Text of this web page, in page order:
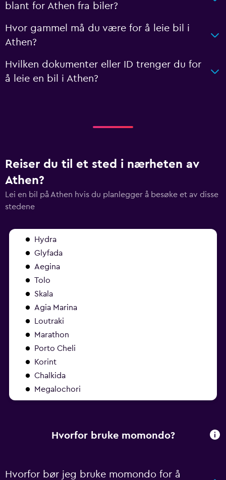
blant for Athen fra biler?
Hvor gammel må du være for å leie bil i
Athen?
Hvilken dokumenter eller ID trenger du for
å leie en bil i Athen?
Reiser du til et sted i nærheten av
Athen?
Lei en bil på Athen hvis du planlegger å besøke et av disse
stedene
Hydra
Glyfada
Aegina
Tolo
Skala
Agia Marina
Loutraki
Marathon
Porto Cheli
Korint
Chalkida
Megalochori
Hvorfor bruke momondo?
Hvorfor bør jeg bruke momondo for å